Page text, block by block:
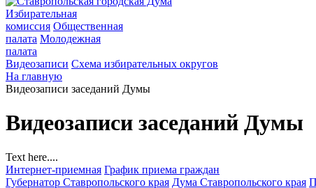
Избирательная
комиссия Общественная
палата Молодежная
палата
Видеозаписи Схема избирательных округов
На главную
Видеозаписи заседаний Думы
Видеозаписи заседаний Думы
Text here....
Интернет-приемная График приема граждан
Губернатор Ставропольского края Дума Ставропольского края